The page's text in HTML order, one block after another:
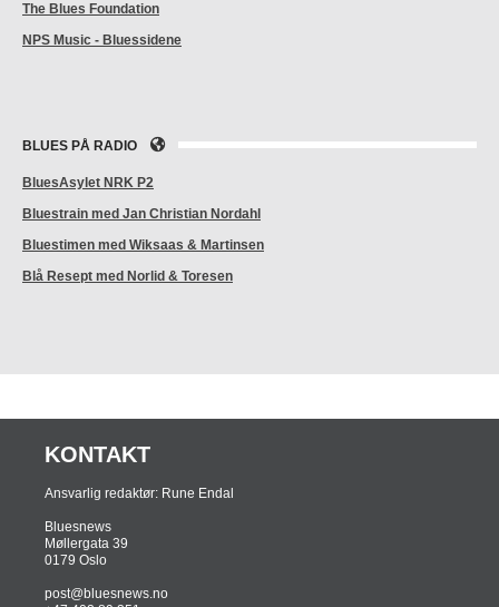
The Blues Foundation
NPS Music - Bluessidene
BLUES PÅ RADIO
BluesAsylet NRK P2
Bluestrain med Jan Christian Nordahl
Bluestimen med Wiksaas & Martinsen
Blå Resept med Norlid & Toresen
KONTAKT
Ansvarlig redaktør: Rune Endal
Bluesnews
Møllergata 39
0179 Oslo
post@bluesnews.no